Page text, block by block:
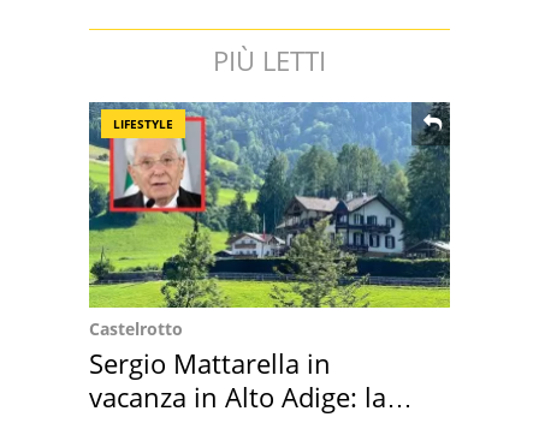
PIÙ LETTI
LIFESTYLE
Castelrotto
Sergio Mattarella in
vacanza in Alto Adige: la